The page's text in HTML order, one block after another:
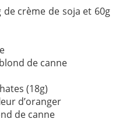
crème de soja et 60g
de canne
(18g)
d’oranger
de canne